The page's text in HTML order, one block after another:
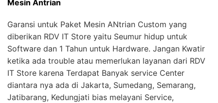
Mesin Antrian
Garansi untuk Paket Mesin ANtrian Custom yang
diberikan RDV IT Store yaitu Seumur hidup untuk
Software dan 1 Tahun untuk Hardware. Jangan Kwatir
ketika ada trouble atau memerlukan layanan dari RDV
IT Store karena Terdapat Banyak service Center
diantara nya ada di Jakarta, Sumedang, Semarang,
Jatibarang, Kedungjati bias melayani Service,